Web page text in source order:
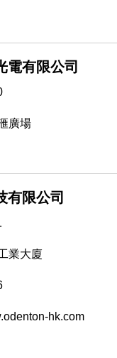
電有限公司
廣場
有限公司
業大廈
hk.com